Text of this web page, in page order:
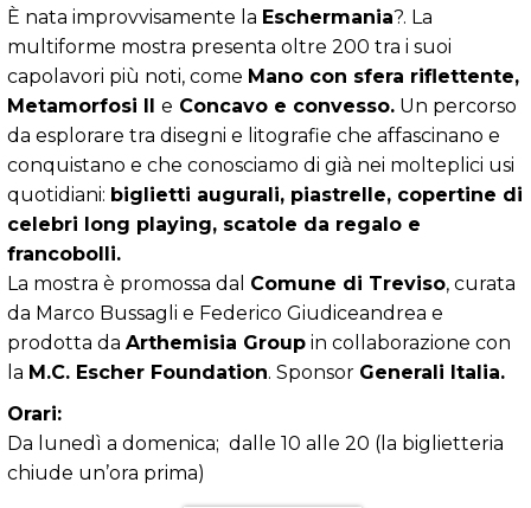
È nata improvvisamente la Eschermania?. La
multiforme mostra presenta oltre 200 tra i suoi
capolavori più noti, come Mano con sfera riflettente,
Metamorfosi II e Concavo e convesso. Un percorso
da esplorare tra disegni e litografie che affascinano e
conquistano e che conosciamo di già nei molteplici usi
quotidiani: biglietti augurali, piastrelle, copertine di
celebri long playing, scatole da regalo e
francobolli.
La mostra è promossa dal Comune di Treviso, curata
da Marco Bussagli e Federico Giudiceandrea e
prodotta da Arthemisia Group in collaborazione con
la M.C. Escher Foundation. Sponsor Generali Italia.
Orari:
Da lunedì a domenica; dalle 10 alle 20 (la biglietteria
chiude un’ora prima)